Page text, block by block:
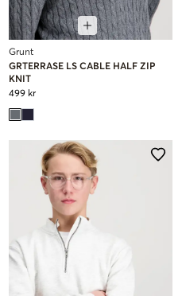
Grunt
GRTERRASE LS CABLE HALF ZIP
KNIT
499 kr